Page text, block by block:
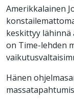
Amerikkalainen
keskittyy lähinnä
on Time-lehden
Hänen